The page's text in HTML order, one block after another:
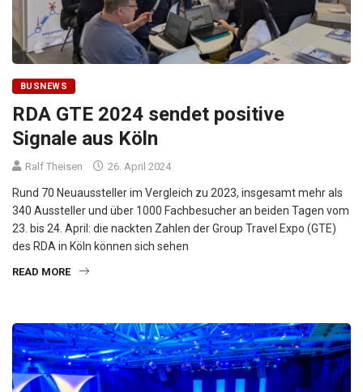
BUSNEWS
RDA GTE 2024 sendet positive
Signale aus Köln
Ralf Theisen 26. April 2024
Rund 70 Neuaussteller im Vergleich zu 2023, insgesamt mehr als
340 Aussteller und über 1000 Fachbesucher an beiden Tagen vom
23. bis 24. April: die nackten Zahlen der Group Travel Expo (GTE)
des RDA in Köln können sich sehen
READ MORE